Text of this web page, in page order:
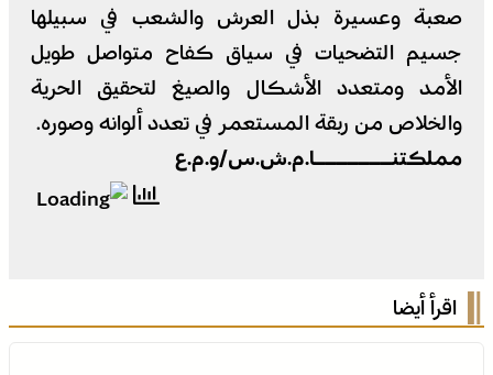
صعبة وعسيرة بذل العرش والشعب في سبيلها
جسيم التضحيات في سياق كفاح متواصل طويل
الأمد ومتعدد الأشكال والصيغ لتحقيق الحرية
والخلاص من ربقة المستعمر في تعدد ألوانه وصوره.
مملكتنـــــــا.م.ش.س/و.م.ع
اقرأ أيضا